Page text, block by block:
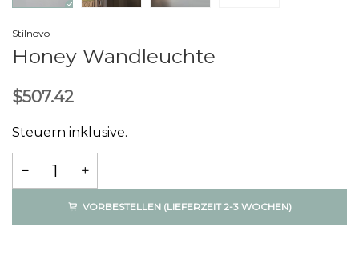
Stilnovo
Honey Wandleuchte
$507.42
Steuern inklusive.
VORBESTELLEN (LIEFERZEIT 2-3 WOCHEN)